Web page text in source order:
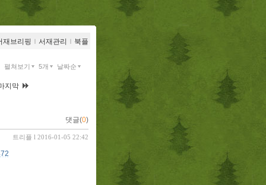
재브리핑 ｌ 서재관리 ｌ 북플
펼쳐보기 5개 날짜순
지막
댓글(0)
트리플 l 2016-01-05 22:42